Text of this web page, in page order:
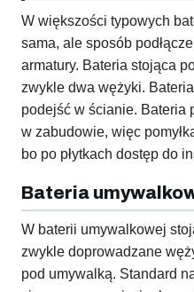
W większości typowych
sama, ale sposób
armatury. Bateria stojąca
zwykle dwa wężyki.
podejść w ścianie. Bateria
w zabudowie, więc
bo po płytkach dostęp do
Bateria
W baterii umywalkowej
zwykle doprowadzane
pod umywalką. Standard